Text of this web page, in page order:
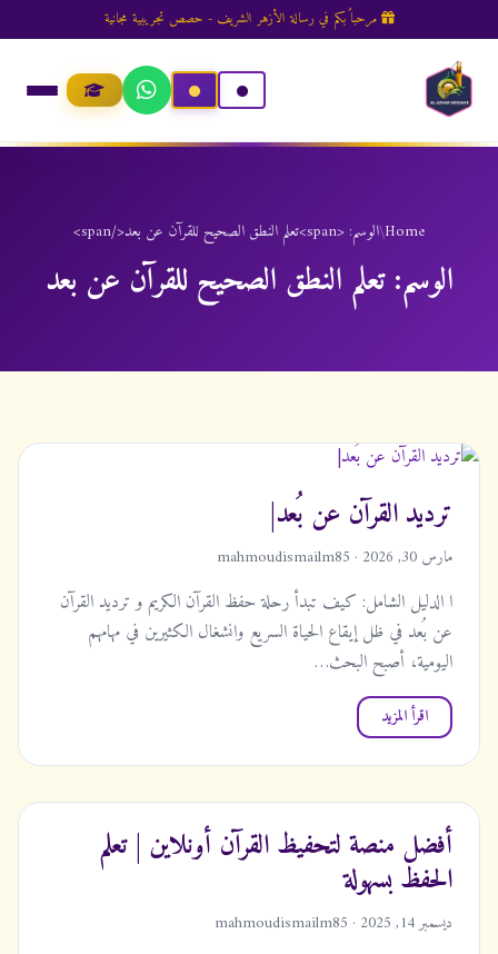
مرحباً بكم في رسالة الأزهر الشريف - حصص تجريبية مجانية
Home
/الوسم: <span>تعلم النطق الصحيح للقرآن عن بعد</span>
الوسم:تعلم النطق الصحيح للقرآن عن بعد
ترديد القرآن عن بُعد|
مارس 30, 2026 · mahmoudismailm85
ا الدليل الشامل: كيف تبدأ رحلة حفظ القرآن الكريم و ترديد القرآن
عن بُعد في ظل إيقاع الحياة السريع وانشغال الكثيرين في مهامهم
اليومية، أصبح البحث…
اقرأ المزيد
أفضل منصة لتحفيظ القرآن أونلاين | تعلم
الحفظ بسهولة
ديسمبر 14, 2025 · mahmoudismailm85